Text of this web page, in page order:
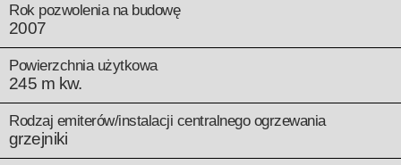
Rok pozwolenia na budowę
2007
Powierzchnia użytkowa
245 m kw.
Rodzaj emiterów/instalacji centralnego ogrzewania
grzejniki